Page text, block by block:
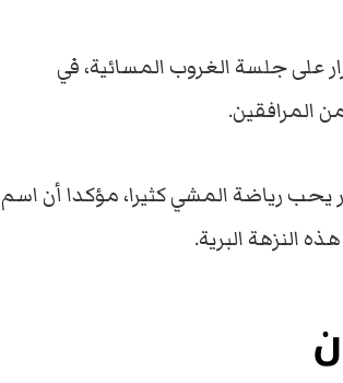
على جلسة الغروب المسائية، في
المرافقين.
يحب رياضة المشي كثيرا، مؤكدا أن اسم
النزهة البرية.